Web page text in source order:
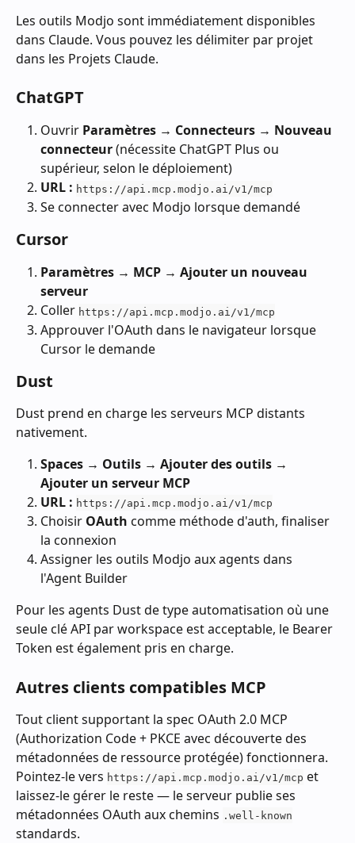
Les outils Modjo sont immédiatement disponibles
dans Claude. Vous pouvez les délimiter par projet
dans les Projets Claude.
ChatGPT
Ouvrir Paramètres → Connecteurs → Nouveau
connecteur (nécessite ChatGPT Plus ou
supérieur, selon le déploiement)
URL : https://api.mcp.modjo.ai/v1/mcp
Se connecter avec Modjo lorsque demandé
Cursor
Paramètres → MCP → Ajouter un nouveau
serveur
Coller https://api.mcp.modjo.ai/v1/mcp
Approuver l'OAuth dans le navigateur lorsque
Cursor le demande
Dust
Dust prend en charge les serveurs MCP distants
nativement.
Spaces → Outils → Ajouter des outils →
Ajouter un serveur MCP
URL : https://api.mcp.modjo.ai/v1/mcp
Choisir OAuth comme méthode d'auth, finaliser
la connexion
Assigner les outils Modjo aux agents dans
l'Agent Builder
Pour les agents Dust de type automatisation où une
seule clé API par workspace est acceptable, le Bearer
Token est également pris en charge.
Autres clients compatibles MCP
Tout client supportant la spec OAuth 2.0 MCP
(Authorization Code + PKCE avec découverte des
métadonnées de ressource protégée) fonctionnera.
Pointez-le vers https://api.mcp.modjo.ai/v1/mcp et
laissez-le gérer le reste — le serveur publie ses
métadonnées OAuth aux chemins .well-known
standards.